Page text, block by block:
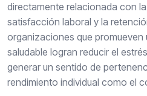
directamente relacionada con
satisfacción laboral y la
organizaciones que promueven
saludable logran reducir el
generar un sentido de
rendimiento individual como el